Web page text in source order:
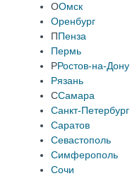
ООмск
Оренбург
ППенза
Пермь
РРостов-на-Дону
Рязань
ССамара
Санкт-Петербург
Саратов
Севастополь
Симферополь
Сочи